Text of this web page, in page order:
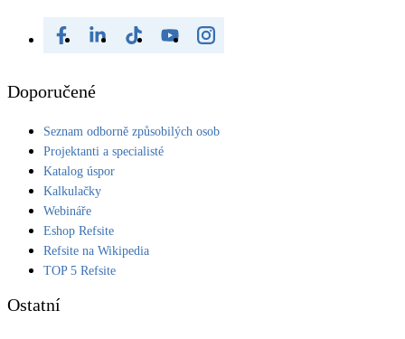
Doporučené
Seznam odborně způsobilých osob
Projektanti a specialisté
Katalog úspor
Kalkulačky
Webináře
Eshop Refsite
Refsite na Wikipedia
TOP 5 Refsite
Ostatní